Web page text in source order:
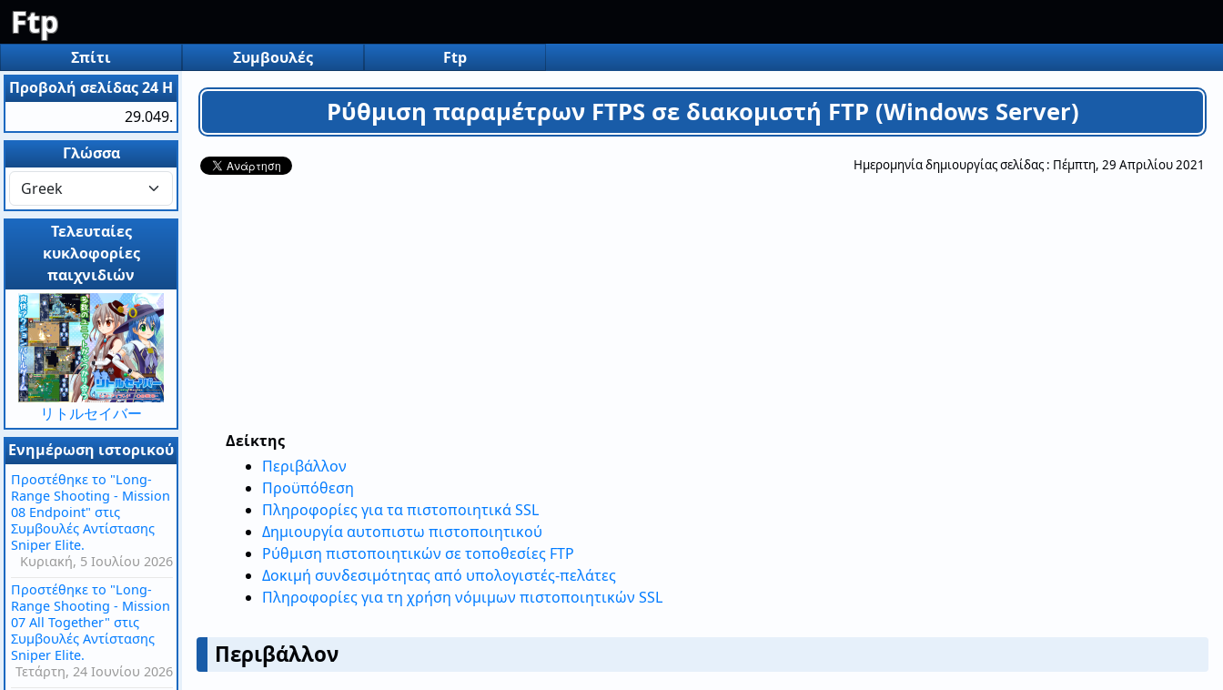
Ftp
Σπίτι Συμβουλές Ftp
Ρύθμιση παραμέτρων FTPS σε διακομιστή FTP (Windows Server)
Ημερομηνία δημιουργίας σελίδας : Πέμπτη, 29 Απριλίου 2021
Δείκτης
Περιβάλλον
Προϋπόθεση
Πληροφορίες για τα πιστοποιητικά SSL
Δημιουργία αυτοπιστω πιστοποιητικού
Ρύθμιση πιστοποιητικών σε τοποθεσίες FTP
Δοκιμή συνδεσιμότητας από υπολογιστές-πελάτες
Πληροφορίες για τη χρήση νόμιμων πιστοποιητικών SSL
Περιβάλλον
Προβολή σελίδας 24 H
29.049.
Γλώσσα
Τελευταίες
κυκλοφορίες
παιχνιδιών
リトルセイバー
Ενημέρωση ιστορικού
Προστέθηκε το "Long-
Range Shooting - Mission
08 Endpoint" στις
Συμβουλές Αντίστασης
Sniper Elite.
Κυριακή, 5 Ιουλίου 2026
Προστέθηκε το "Long-
Range Shooting - Mission
07 All Together" στις
Συμβουλές Αντίστασης
Sniper Elite.
Τετάρτη, 24 Ιουνίου 2026